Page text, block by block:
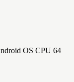
OS CPU 64